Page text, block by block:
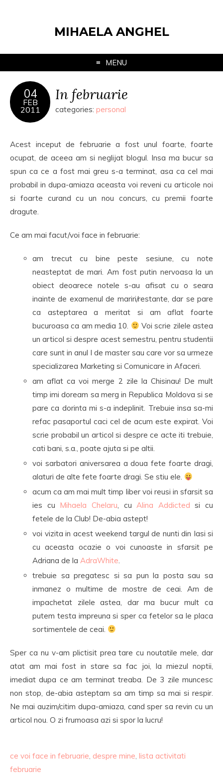
MIHAELA ANGHEL
MENU
04
FEB
2011
In februarie
categories: personal
Acest inceput de februarie a fost unul foarte, foarte
ocupat, de aceea am si neglijat blogul. Insa ma bucur sa
spun ca ce a fost mai greu s-a terminat, asa ca cel mai
probabil in dupa-amiaza aceasta voi reveni cu articole noi
si foarte curand cu un nou concurs, cu premii foarte
dragute.
Ce am mai facut/voi face in februarie:
am trecut cu bine peste sesiune, cu note
neasteptat de mari. Am fost putin nervoasa la un
obiect deoarece notele s-au afisat cu o seara
inainte de examenul de mariri/restante, dar se pare
ca asteptarea a meritat si am aflat foarte
bucuroasa ca am media 10.
Voi scrie zilele astea
un articol si despre acest semestru, pentru studentii
care sunt in anul I de master sau care vor sa urmeze
specializarea Marketing si Comunicare in Afaceri.
am aflat ca voi merge 2 zile la Chisinau! De mult
timp imi doream sa merg in Republica Moldova si se
pare ca dorinta mi s-a indeplinit. Trebuie insa sa-mi
refac pasaportul caci cel de acum este expirat. Voi
scrie probabil un articol si despre ce acte iti trebuie,
cati bani, s.a., poate ajuta si pe altii.
voi sarbatori aniversarea a doua fete foarte dragi,
alaturi de alte fete foarte dragi. Se stiu ele.
acum ca am mai mult timp liber voi reusi in sfarsit sa
ies cu Mihaela Chelaru, cuAlina Addicted si cu
fetele de la Club! De-abia astept!
voi vizita in acest weekend targul de nunti din Iasi si
cu aceasta ocazie o voi cunoaste in sfarsit pe
Adriana de la AdraWhite.
trebuie sa pregatesc si sa pun la posta sau sa
inmanez o multime de mostre de ceai. Am de
impachetat zilele astea, dar ma bucur mult ca
putem testa impreuna si sper ca fetelor sa le placa
sortimentele de ceai.
Sper ca nu v-am plictisit prea tare cu noutatile mele, dar
atat am mai fost in stare sa fac joi, la miezul noptii,
imediat dupa ce am terminat treaba. De 3 zile muncesc
non stop, de-abia asteptam sa am timp sa mai si respir.
Ne mai auzim/citim dupa-amiaza, cand sper sa revin cu un
articol nou. O zi frumoasa azi si spor la lucru!
ce voi face in februarie, despre mine, lista activitati
februarie